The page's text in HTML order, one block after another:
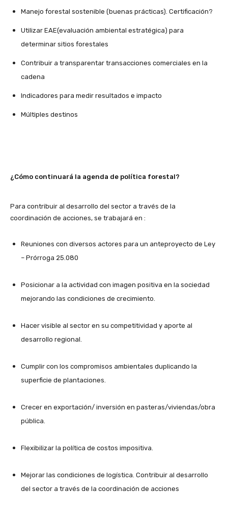
Manejo forestal sostenible (buenas prácticas). Certificación?
Utilizar EAE(evaluación ambiental estratégica) para
determinar sitios forestales
Contribuir a transparentar transacciones comerciales en la
cadena
Indicadores para medir resultados e impacto
Múltiples destinos
¿Cómo continuará la agenda de política forestal?
Para contribuir al desarrollo del sector a través de la
coordinación de acciones, se trabajará en :
Reuniones con diversos actores para un anteproyecto de Ley
– Prórroga 25.080
Posicionar a la actividad con imagen positiva en la sociedad
mejorando las condiciones de crecimiento.
Hacer visible al sector en su competitividad y aporte al
desarrollo regional.
Cumplir con los compromisos ambientales duplicando la
superficie de plantaciones.
Crecer en exportación/ inversión en pasteras/viviendas/obra
pública.
Flexibilizar la política de costos impositiva.
Mejorar las condiciones de logística. Contribuir al desarrollo
del sector a través de la coordinación de acciones